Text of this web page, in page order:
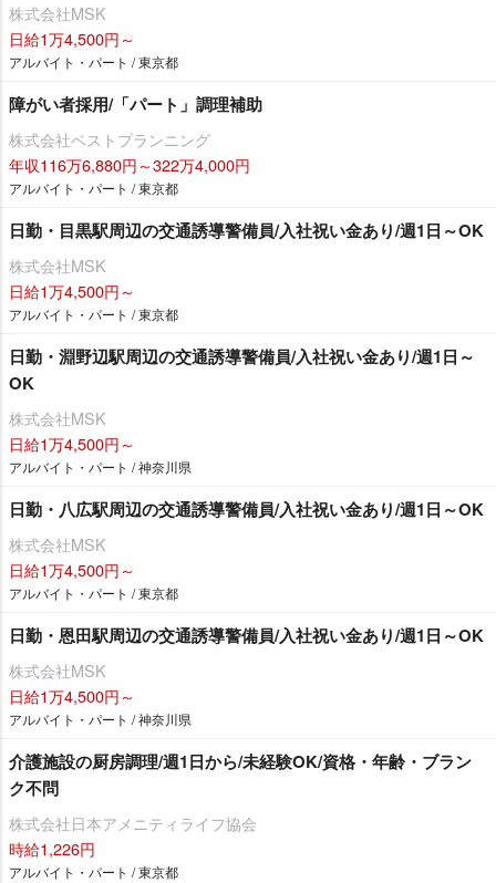
株式会社MSK
日給1万4,500円～
アルバイト・パート / 東京都
障がい者採用/「パート」調理補助
株式会社ベストプランニング
年収116万6,880円～322万4,000円
アルバイト・パート / 東京都
日勤・目黒駅周辺の交通誘導警備員/入社祝い金あり/週1日～OK
株式会社MSK
日給1万4,500円～
アルバイト・パート / 東京都
日勤・淵野辺駅周辺の交通誘導警備員/入社祝い金あり/週1日～
OK
株式会社MSK
日給1万4,500円～
アルバイト・パート / 神奈川県
日勤・八広駅周辺の交通誘導警備員/入社祝い金あり/週1日～OK
株式会社MSK
日給1万4,500円～
アルバイト・パート / 東京都
日勤・恩田駅周辺の交通誘導警備員/入社祝い金あり/週1日～OK
株式会社MSK
日給1万4,500円～
アルバイト・パート / 神奈川県
介護施設の厨房調理/週1日から/未経験OK/資格・年齢・ブラン
ク不問
株式会社日本アメニティライフ協会
時給1,226円
アルバイト・パート / 東京都